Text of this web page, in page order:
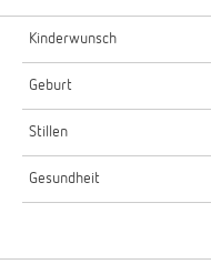
Kinderwunsch
Geburt
Stillen
Gesundheit